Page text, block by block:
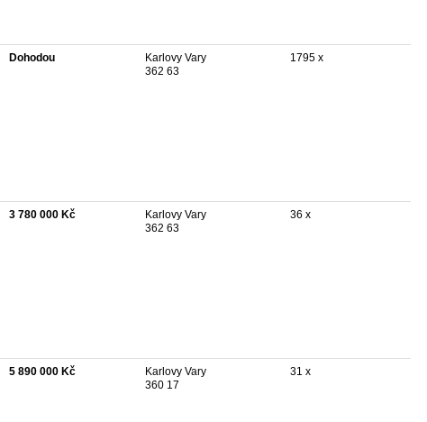
Dohodou
Karlovy Vary
362 63
1795 x
3 780 000 Kč
Karlovy Vary
362 63
36 x
5 890 000 Kč
Karlovy Vary
360 17
31 x